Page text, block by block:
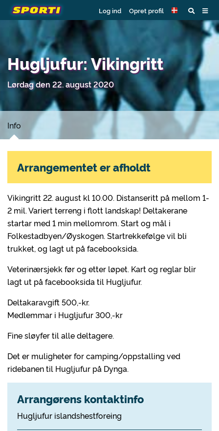
Log ind Opret profil
Hugljufur: Vikingritt
Lørdag den 22. august 2020
Info
Vikingritt 22. august kl 10.00. Distanseritt på mellom 1-
2 mil. Variert terreng i flott landskap! Deltakerane
startar med 1 min mellomrom. Start og mål i
Folkestadbyen/Øyskogen. Startrekkefølge vil bli
trukket, og lagt ut på facebooksida.
Veterinærsjekk før og etter løpet. Kart og reglar blir
lagt ut på facebooksida til Hugljufur.
Deltakaravgift 500,-kr.
Medlemmar i Hugljufur 300,-kr
Fine sløyfer til alle deltagere.
Det er muligheter for camping/oppstalling ved
ridebanen til Hugljufur på Dynga.
Arrangørens kontaktinfo
Hugljufur islandshestforeing
Arrangementet er afholdt